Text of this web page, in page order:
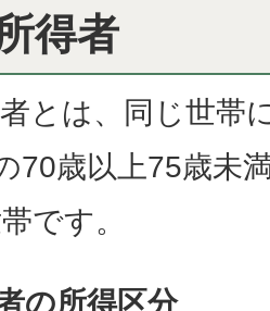
得者
とは、同じ世帯
70歳以上75歳未
です。
の所得区分